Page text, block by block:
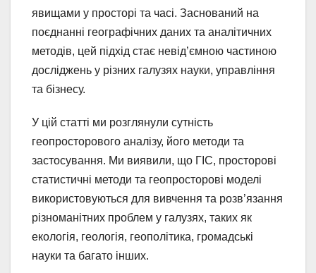
явищами у просторі та часі. Заснований на
поєднанні географічних даних та аналітичних
методів, цей підхід стає невід’ємною частиною
досліджень у різних галузях науки, управління
та бізнесу.
У цій статті ми розглянули сутність
геопросторового аналізу, його методи та
застосування. Ми виявили, що ГІС, просторові
статистичні методи та геопросторові моделі
використовуються для вивчення та розв’язання
різноманітних проблем у галузях, таких як
екологія, геологія, геополітика, громадські
науки та багато інших.